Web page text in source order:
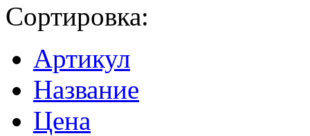
Сортировка:
Артикул
Название
Цена